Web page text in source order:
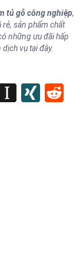
tủ gỗ công nghiệp,
sản phẩm chất
những ưu đãi hấp
vụ tại đây.